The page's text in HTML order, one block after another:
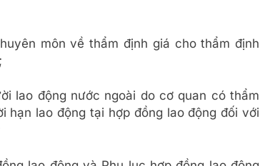
môn về thẩm định giá cho thẩm định
lao động nước ngoài do cơ quan có thẩm
lao động tại hợp đồng lao động đối với